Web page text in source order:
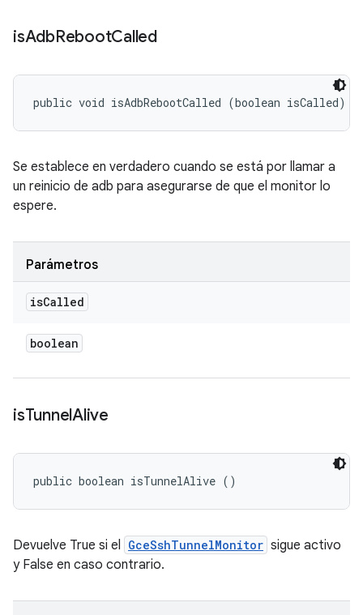
isAdbRebootCalled
public void isAdbRebootCalled (boolean isCalled)
Se establece en verdadero cuando se está por llamar a
un reinicio de adb para asegurarse de que el monitor lo
espere.
Parámetros
isCalled
boolean
isTunnelAlive
public boolean isTunnelAlive ()
Devuelve True si el GceSshTunnelMonitor sigue activo
y False en caso contrario.